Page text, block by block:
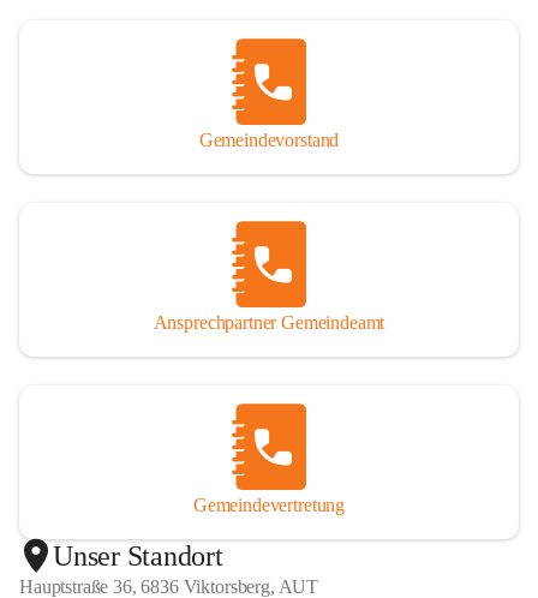
Gemeindevorstand
Ansprechpartner Gemeindeamt
Gemeindevertretung
Unser Standort
Hauptstraße 36, 6836 Viktorsberg, AUT